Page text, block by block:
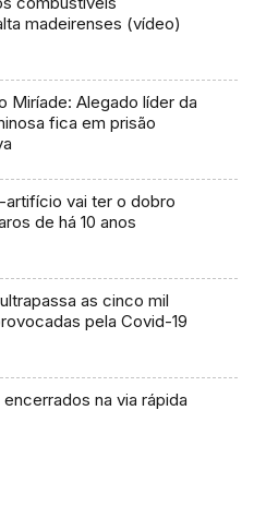
madeirenses (vídeo)
Miríade: Alegado líder da
fica em prisão
vai ter o dobro
de há 10 anos
as cinco mil
pela Covid-19
na via rápida